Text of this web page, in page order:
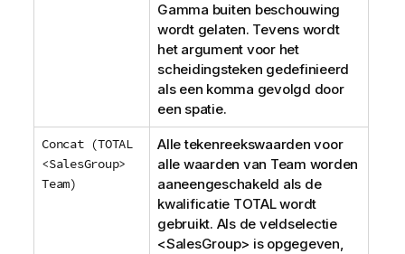
Gamma buiten beschouwing
wordt gelaten. Tevens wordt
het argument voor het
scheidingsteken gedefinieerd
als een komma gevolgd door
een spatie.
Concat (TOTAL
<SalesGroup>
Team)
Alle tekenreekswaarden voor
alle waarden van Team worden
aaneengeschakeld als de
kwalificatie TOTALwordt
gebruikt. Als de veldselectie
<SalesGroup> is opgegeven,